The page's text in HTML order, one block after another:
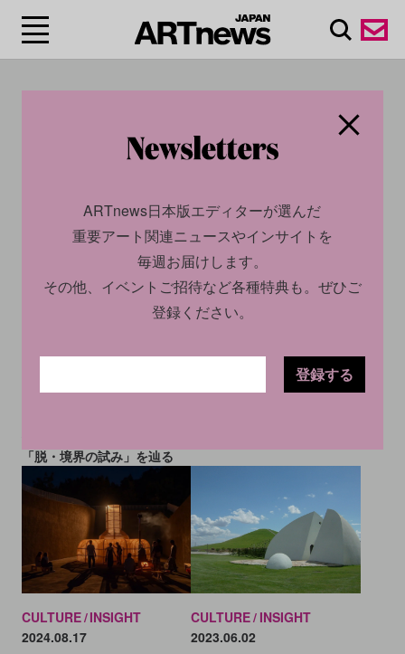
「脱・境界の試み」を辿る
CULTURE INSIGHT
2024.08.17
CULTURE INSIGHT
2023.06.02
ARTnews日本版エディターが選んだ
重要アート関連ニュースやインサイトを
毎週お届けします。
その他、イベントご招待など各種特典も。ぜひご
登録ください。
登録する